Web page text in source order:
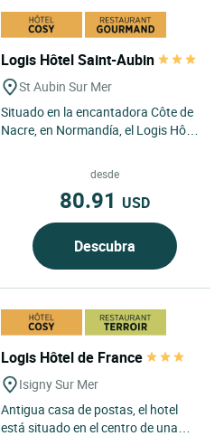
Logis Hôtel Saint-Aubin
St Aubin Sur Mer
Situado en la encantadora Côte de
Nacre, en Normandía, el Logis Hôtel
Mer goza de una...desde
80.91 USD
Descubra
Logis Hôtel de France
Isigny Sur Mer
Antigua casa de postas, el hotel
está situado en el centro de una